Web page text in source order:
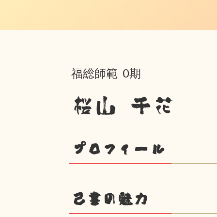
福総師範 0期
桜山 千花
プロフィール
己書の魅力